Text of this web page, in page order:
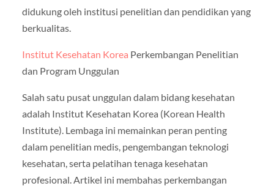
didukung oleh institusi penelitian dan pendidikan yang
berkualitas.
Institut Kesehatan Korea Perkembangan Penelitian
dan Program Unggulan
Salah satu pusat unggulan dalam bidang kesehatan
adalah Institut Kesehatan Korea (Korean Health
Institute). Lembaga ini memainkan peran penting
dalam penelitian medis, pengembangan teknologi
kesehatan, serta pelatihan tenaga kesehatan
profesional. Artikel ini membahas perkembangan